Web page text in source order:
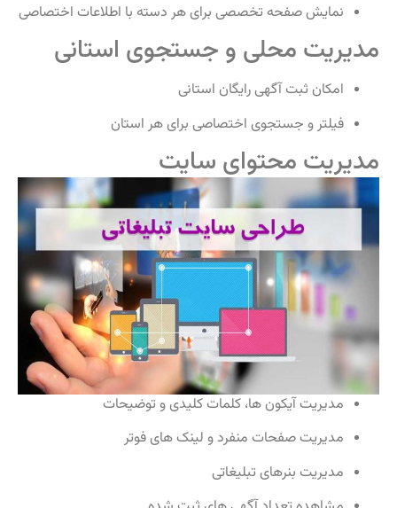
نمایش صفحه تخصصی برای هر دسته با اطلاعات اختصاصی
مدیریت محلی و جستجوی استانی
امکان ثبت آگهی رایگان استانی
فیلتر و جستجوی اختصاصی برای هر استان
مدیریت محتوای سایت
مدیریت آیکون‌ ها، کلمات کلیدی و توضیحات
مدیریت صفحات منفرد و لینک‌ های فوتر
مدیریت بنرهای تبلیغاتی